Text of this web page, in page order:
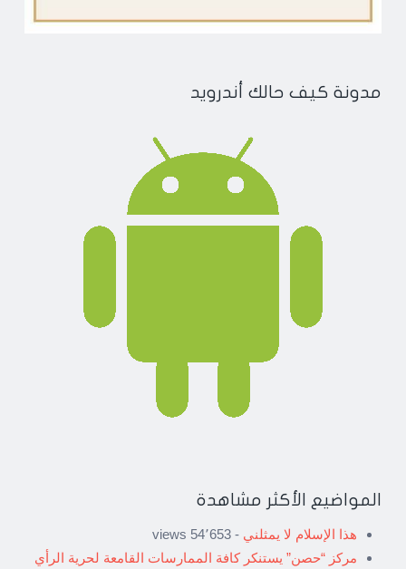
مدونة كيف حالك أندرويد
المواضيع الأكثر مشاهدة
هذا الإسلام لا يمثلني - 54٬653 views
مركز “حصن” يستنكر كافة الممارسات القامعة لحرية الرأي